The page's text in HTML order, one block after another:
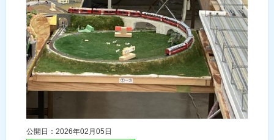
公開日：2026年02月05日